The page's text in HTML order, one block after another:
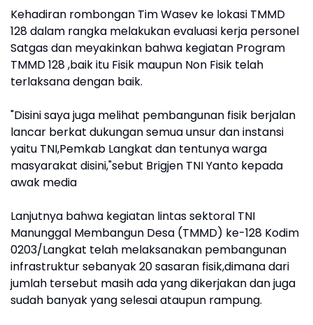
Kehadiran rombongan Tim Wasev ke lokasi TMMD
128 dalam rangka melakukan evaluasi kerja personel
Satgas dan meyakinkan bahwa kegiatan Program
TMMD 128 ,baik itu Fisik maupun Non Fisik telah
terlaksana dengan baik.
"Disini saya juga melihat pembangunan fisik berjalan
lancar berkat dukungan semua unsur dan instansi
yaitu TNI,Pemkab Langkat dan tentunya warga
masyarakat disini,"sebut Brigjen TNI Yanto kepada
awak media
Lanjutnya bahwa kegiatan lintas sektoral TNI
Manunggal Membangun Desa (TMMD) ke-128 Kodim
0203/Langkat telah melaksanakan pembangunan
infrastruktur sebanyak 20 sasaran fisik,dimana dari
jumlah tersebut masih ada yang dikerjakan dan juga
sudah banyak yang selesai ataupun rampung.